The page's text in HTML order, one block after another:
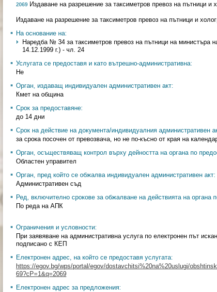
2069 Издаване на разрешение за таксиметров превоз на пътници и
Издаване на разрешение за таксиметров превоз на пътници и
На основание на:
Наредба № 34 за таксиметров превоз на пътници на министъра
14.12.1999 г.) - чл. 24
Услугата се предоставя и като вътрешно-административна:
Не
Орган, издаващ индивидуален административен акт:
Кмет на община
Срок за предоставяне:
до 14 дни
Срок на действие на документа/индивидуалния административен
за срока посочен от превозвача, но не по-късно от края на
Орган, осъществяващ контрол върху дейността на органа по
Областен управител
Орган, пред който се обжалва индивидуален административен акт:
Административен съд
Ред, включително срокове за обжалване на действията на органа
По реда на АПК
Ограничения и условности:
При заявяване на административна услуга по електронен път
подписано с КЕП
Електронен адрес, на който се предоставя услугата:
https://egov.bg/wps/portal/egov/dostavchitsi%20na%20uslugi/
69?cP=1&q=2069
Електронен адрес за предложения: